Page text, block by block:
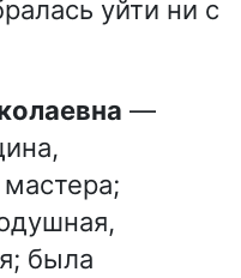
уйти ни с
—
была